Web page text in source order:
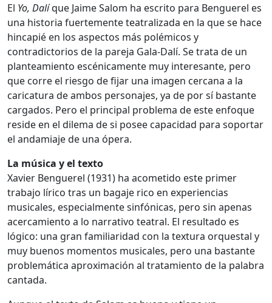
El Yo, Dalíque Jaime Salom ha escrito para Benguerel es
una historia fuertemente teatralizada en la que se hace
hincapié en los aspectos más polémicos y
contradictorios de la pareja Gala-Dalí. Se trata de un
planteamiento escénicamente muy interesante, pero
que corre el riesgo de fijar una imagen cercana a la
caricatura de ambos personajes, ya de por sí bastante
cargados. Pero el principal problema de este enfoque
reside en el dilema de si posee capacidad para soportar
el andamiaje de una ópera.
La música y el texto
Xavier Benguerel (1931) ha acometido este primer
trabajo lírico tras un bagaje rico en experiencias
musicales, especialmente sinfónicas, pero sin apenas
acercamiento a lo narrativo teatral. El resultado es
lógico: una gran familiaridad con la textura orquestal y
muy buenos momentos musicales, pero una bastante
problemática aproximación al tratamiento de la palabra
cantada.